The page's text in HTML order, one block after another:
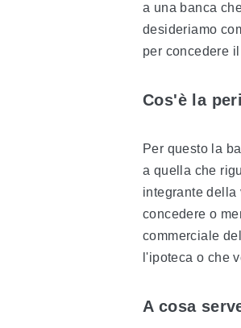
a una banca
desideriamo
per concedere
Cos'è la
Per questo la
a quella che
integrante della
concedere o
commerciale
l'ipoteca o che
A cosa